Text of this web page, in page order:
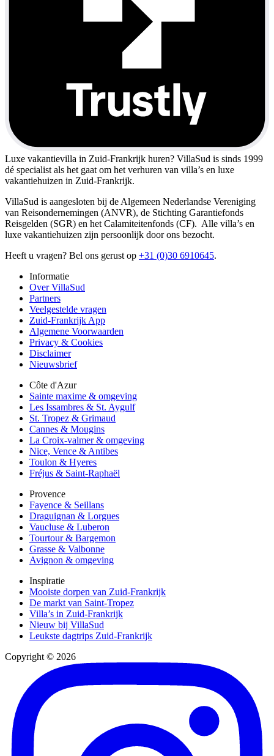
Luxe vakantievilla in Zuid-Frankrijk huren? VillaSud is sinds 1999
dé specialist als het gaat om het verhuren van villa’s en luxe
vakantiehuizen in Zuid-Frankrijk.
VillaSud is aangesloten bij de Algemeen Nederlandse Vereniging
van Reisondernemingen (ANVR), de Stichting Garantiefonds
Reisgelden (SGR) en het Calamiteitenfonds (CF). Alle villa’s en
luxe vakantiehuizen zijn persoonlijk door ons bezocht.
Heeft u vragen? Bel ons gerust op +31 (0)30 6910645.
Informatie
Over VillaSud
Partners
Veelgestelde vragen
Zuid-Frankrijk App
Algemene Voorwaarden
Privacy & Cookies
Disclaimer
Nieuwsbrief
Côte d'Azur
Sainte maxime & omgeving
Les Issambres & St. Aygulf
St. Tropez & Grimaud
Cannes & Mougins
La Croix-valmer & omgeving
Nice, Vence & Antibes
Toulon & Hyeres
Fréjus & Saint-Raphaël
Provence
Fayence & Seillans
Draguignan & Lorgues
Vaucluse & Luberon
Tourtour & Bargemon
Grasse & Valbonne
Avignon & omgeving
Inspiratie
Mooiste dorpen van Zuid-Frankrijk
De markt van Saint-Tropez
Villa’s in Zuid-Frankrijk
Nieuw bij VillaSud
Leukste dagtrips Zuid-Frankrijk
Copyright © 2026